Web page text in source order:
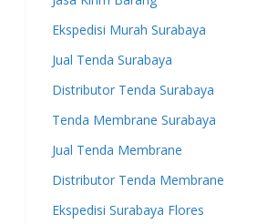
Ekspedisi Murah Surabaya
Jual Tenda Surabaya
Distributor Tenda Surabaya
Tenda Membrane Surabaya
Jual Tenda Membrane
Distributor Tenda Membrane
Ekspedisi Surabaya Flores